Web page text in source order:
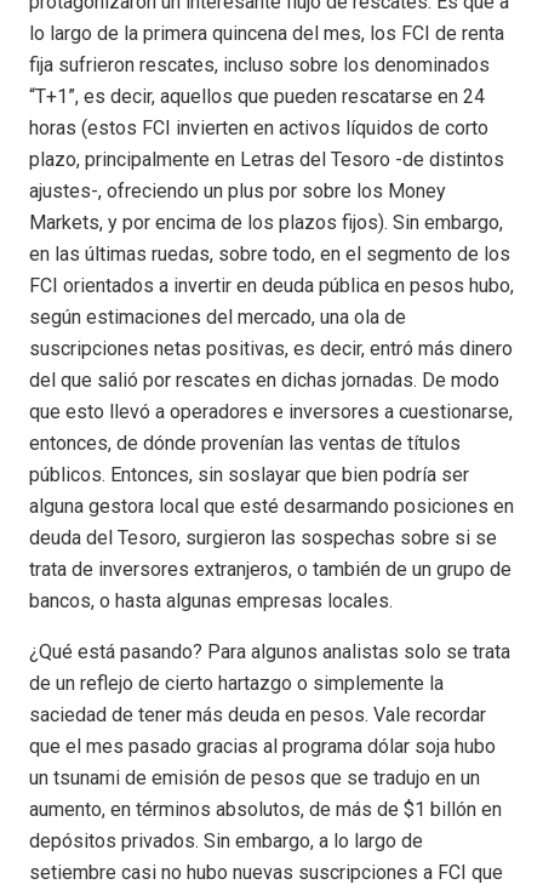
lo largo de la primera quincena del mes, los FCI de renta
fija sufrieron rescates, incluso sobre los denominados
“T+1”, es decir, aquellos que pueden rescatarse en 24
horas (estos FCI invierten en activos líquidos de corto
plazo, principalmente en Letras del Tesoro -de distintos
ajustes-, ofreciendo un plus por sobre los Money
Markets, y por encima de los plazos fijos). Sin embargo,
en las últimas ruedas, sobre todo, en el segmento de los
FCI orientados a invertir en deuda pública en pesos hubo,
según estimaciones del mercado, una ola de
suscripciones netas positivas, es decir, entró más dinero
del que salió por rescates en dichas jornadas. De modo
que esto llevó a operadores e inversores a cuestionarse,
entonces, de dónde provenían las ventas de títulos
públicos. Entonces, sin soslayar que bien podría ser
alguna gestora local que esté desarmando posiciones en
deuda del Tesoro, surgieron las sospechas sobre si se
trata de inversores extranjeros, o también de un grupo de
bancos, o hasta algunas empresas locales.
¿Qué está pasando? Para algunos analistas solo se trata
de un reflejo de cierto hartazgo o simplemente la
saciedad de tener más deuda en pesos. Vale recordar
que el mes pasado gracias al programa dólar soja hubo
un tsunami de emisión de pesos que se tradujo en un
aumento, en términos absolutos, de más de $1 billón en
depósitos privados. Sin embargo, a lo largo de
setiembre casi no hubo nuevas suscripciones a FCI que